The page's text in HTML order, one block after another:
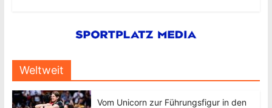
Weltweit
Vom Unicorn zur Führungsfigur in den